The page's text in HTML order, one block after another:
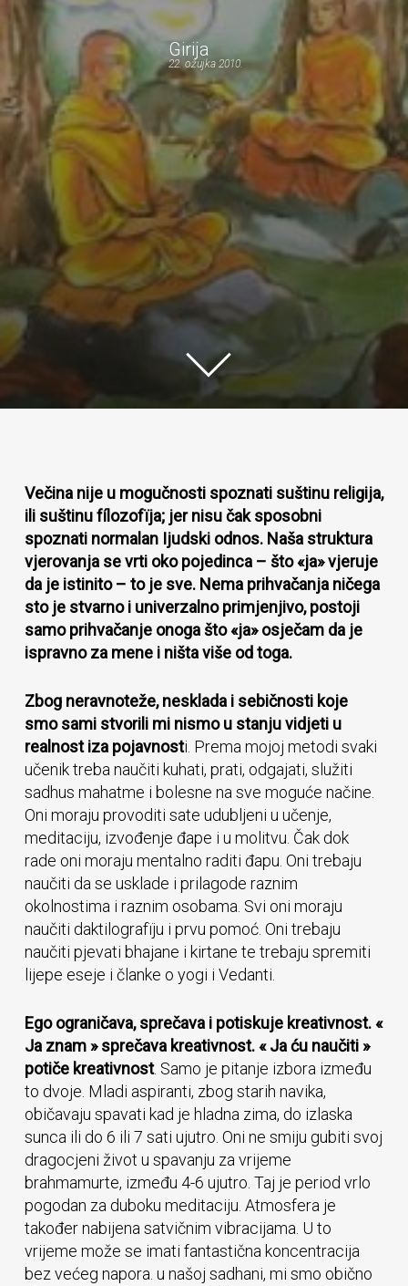
Girija
22. ožujka 2010.
Večina nije u mogučnosti spoznati suštinu religija,
ili suštinu fílozofïja; jer nisu čak sposobni
spoznati normalan Ijudski odnos. Naša struktura
vjerovanja se vrti oko pojedinca – što «ja» vjeruje
da je istinito – to je sve. Nema prihvačanja ničega
sto je stvarno i univerzalno primjenjivo, postoji
samo prihvačanje onoga što «ja» osječam da je
ispravno za mene i ništa više od toga.
Zbog neravnoteže, nesklada i sebičnosti koje
smo sami stvorili mi nismo u stanju vidjeti u
realnost iza pojavnosti. Prema mojoj metodi svaki
učenik treba naučiti kuhati, prati, odgajati, služiti
sadhus mahatme i bolesne na sve moguće načine.
Oni moraju provoditi sate udubljeni u učenje,
meditaciju, izvođenje đape i u molitvu. Čak dok
rade oni moraju mentalno raditi đapu. Oni trebaju
naučiti da se usklade i prilagode raznim
okolnostima i raznim osobama. Svi oni moraju
naučiti daktilografïju i prvu pomoć. Oni trebaju
naučiti pjevati bhajane i kirtane te trebaju spremiti
lijepe eseje i članke o yogi i Vedanti.
Ego ograničava, sprečava i potiskuje kreativnost. «
Ja znam » sprečava kreativnost. « Ja ću naučiti »
potiče kreativnost. Samo je pitanje izbora između
to dvoje. Mladi aspiranti, zbog starih navika,
običavaju spavati kad je hladna zima, do izlaska
sunca ili do 6 ili 7 sati ujutro. Oni ne smiju gubiti svoj
dragocjeni život u spavanju za vrijeme
brahmamurte, između 4-6 ujutro. Taj je period vrlo
pogodan za duboku meditaciju. Atmosfera je
također nabijena satvičnim vibracijama. U to
vrijeme može se imati fantastična koncentracija
bez većeg napora. u našoj sadhani, mi smo obično